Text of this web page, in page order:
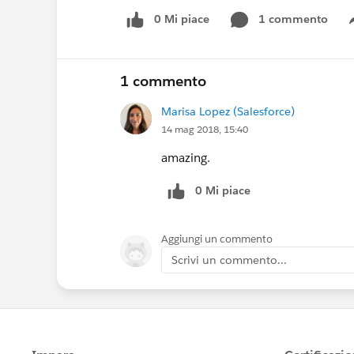
0 Mi piace 1 commento
1 commento
Marisa Lopez (Salesforce)
14 mag 2018, 15:40
amazing.
0 Mi piace
Aggiungi un commento
Scrivi un commento...